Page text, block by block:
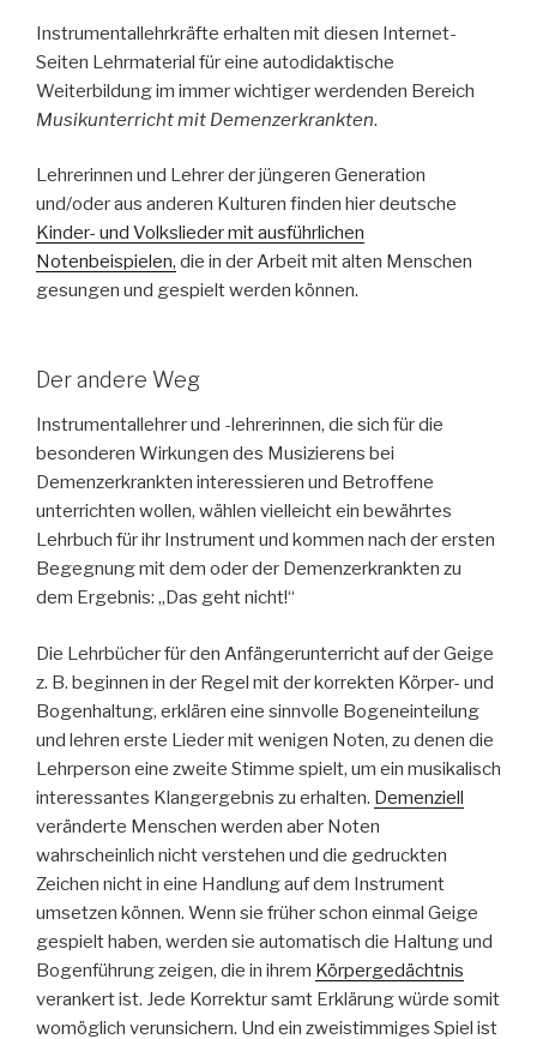
Instrumentallehrkräfte erhalten mit diesen Internet-
Seiten Lehrmaterial für eine autodidaktische
Weiterbildung im immer wichtiger werdenden Bereich
Musikunterricht mit Demenzerkrankten.
Lehrerinnen und Lehrer der jüngeren Generation
und/oder aus anderen Kulturen finden hier deutsche
Kinder- und Volkslieder mit ausführlichen
Notenbeispielen, die in der Arbeit mit alten Menschen
gesungen und gespielt werden können.
Der andere Weg
Instrumentallehrer und -lehrerinnen, die sich für die
besonderen Wirkungen des Musizierens bei
Demenzerkrankten interessieren und Betroffene
unterrichten wollen, wählen vielleicht ein bewährtes
Lehrbuch für ihr Instrument und kommen nach der ersten
Begegnung mit dem oder der Demenzerkrankten zu
dem Ergebnis: „Das geht nicht!“
Die Lehrbücher für den Anfängerunterricht auf der Geige
z. B. beginnen in der Regel mit der korrekten Körper- und
Bogenhaltung, erklären eine sinnvolle Bogeneinteilung
und lehren erste Lieder mit wenigen Noten, zu denen die
Lehrperson eine zweite Stimme spielt, um ein musikalisch
interessantes Klangergebnis zu erhalten. Demenziell
veränderte Menschen werden aber Noten
wahrscheinlich nicht verstehen und die gedruckten
Zeichen nicht in eine Handlung auf dem Instrument
umsetzen können. Wenn sie früher schon einmal Geige
gespielt haben, werden sie automatisch die Haltung und
Bogenführung zeigen, die in ihrem Körpergedächtnis
verankert ist. Jede Korrektur samt Erklärung würde somit
womöglich verunsichern. Und ein zweistimmiges Spiel ist